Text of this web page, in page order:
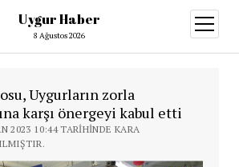
Uygur Haber
8 Ağustos 2026
aç
Uygurların zorla
karşı önergeyi kabul etti
2023 10:44 TARIHINDE KARA